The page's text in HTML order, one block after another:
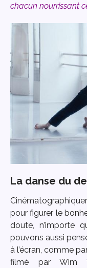
chacun nourrissant
La danse du
pour figurer le
doute, n’importe
pouvons aussi
à l’écran, comme
filmé par Wim